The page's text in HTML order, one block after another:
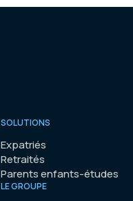
SOLUTIONS
Expatriés
Retraités
Parents enfants-études
LE GROUPE